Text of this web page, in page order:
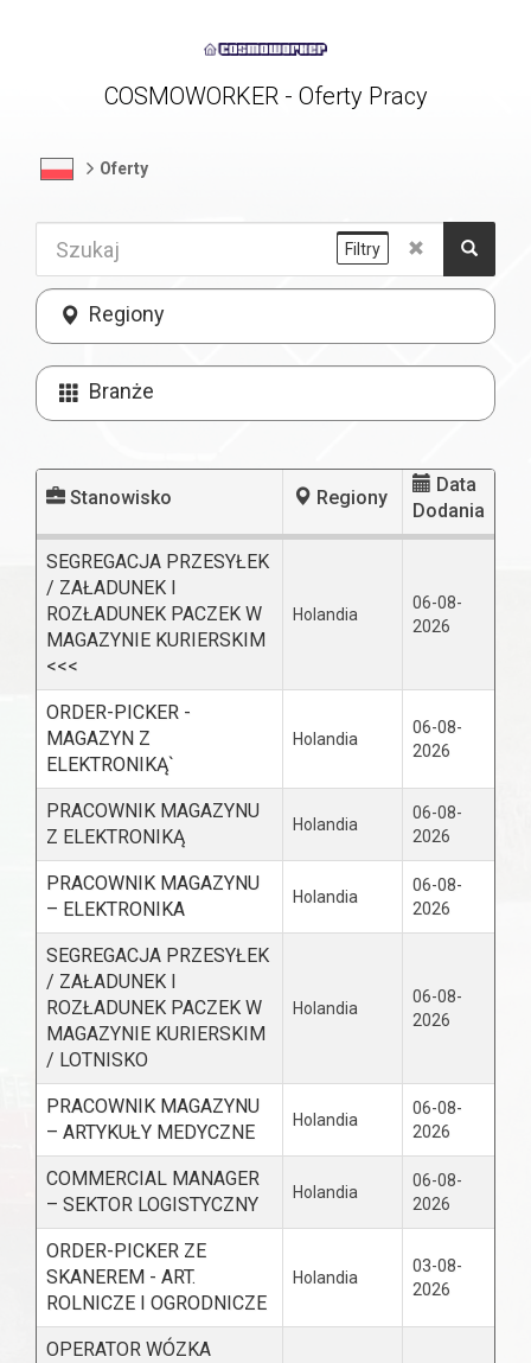
COSMOWORKER - Oferty Pracy
Oferty
Regiony
Branże
Filtry
Stanowisko Regiony
Data
Dodania
SEGREGACJA PRZESYŁEK
/ ZAŁADUNEK I
ROZŁADUNEK PACZEK W
MAGAZYNIE KURIERSKIM
<<<
Holandia
06-08-
2026
ORDER-PICKER -
MAGAZYN Z
ELEKTRONIKĄ`
Holandia
06-08-
2026
PRACOWNIK MAGAZYNU
Z ELEKTRONIKĄ
Holandia
06-08-
2026
PRACOWNIK MAGAZYNU
– ELEKTRONIKA
Holandia
06-08-
2026
SEGREGACJA PRZESYŁEK
/ ZAŁADUNEK I
ROZŁADUNEK PACZEK W
MAGAZYNIE KURIERSKIM
/ LOTNISKO
Holandia
06-08-
2026
PRACOWNIK MAGAZYNU
– ARTYKUŁY MEDYCZNE
Holandia
06-08-
2026
COMMERCIAL MANAGER
– SEKTOR LOGISTYCZNY
Holandia
06-08-
2026
ORDER-PICKER ZE
SKANEREM - ART.
ROLNICZE I OGRODNICZE
Holandia
03-08-
2026
OPERATOR WÓZKA